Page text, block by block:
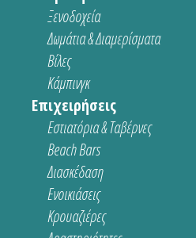
Ξενοδοχεία
Δωμάτια & Διαμερίσματα
Βίλες
Κάμπινγκ
Επιχειρήσεις
Εστιατόρια & Ταβέρνες
Beach Bars
Διασκέδαση
Ενοικιάσεις
Κρουαζιέρες